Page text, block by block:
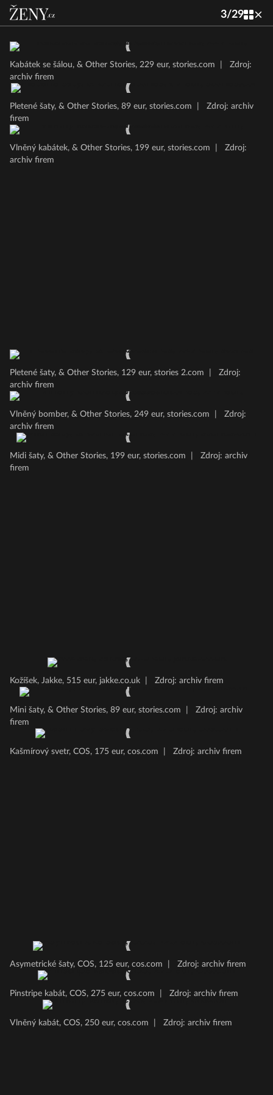
3/29
Kabátek se šálou, & Other Stories, 229 eur, stories.com
Zdroj:
archiv firem
Pletené šaty, & Other Stories, 89 eur, stories.com
Zdroj: archiv
firem
Vlněný kabátek, & Other Stories, 199 eur, stories.com
Zdroj:
archiv firem
Pletené šaty, & Other Stories, 129 eur, stories 2.com
Zdroj:
archiv firem
Vlněný bomber, & Other Stories, 249 eur, stories.com
Zdroj:
archiv firem
Midi šaty, & Other Stories, 199 eur, stories.com
Zdroj: archiv
firem
Kožíšek, Jakke, 515 eur, jakke.co.uk Zdroj: archiv firem
Mini šaty, & Other Stories, 89 eur, stories.com
Zdroj: archiv
firem
Kašmírový svetr, COS, 175 eur, cos.com Zdroj: archiv firem
Asymetrické šaty, COS, 125 eur, cos.com Zdroj: archiv firem
Pinstripe kabát, COS, 275 eur, cos.com Zdroj: archiv firem
Vlněný kabát, COS, 250 eur, cos.com Zdroj: archiv firem